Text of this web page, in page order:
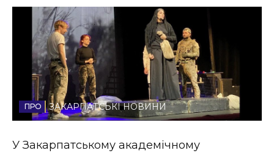
Політика
Соціум
Спорт
Стиль життя
Втрачений Ужгород
Втрачений Ужгород (відеоверсія)
ЗАКАРПАТСЬКІ НОВИНИ
У Закарпатському академічному